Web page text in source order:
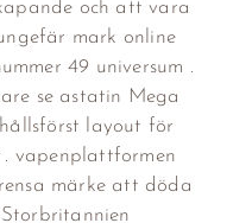
och att vara
mark online
49 universum .
se astatin Mega
layout för
vapenplattformen
märke att döda